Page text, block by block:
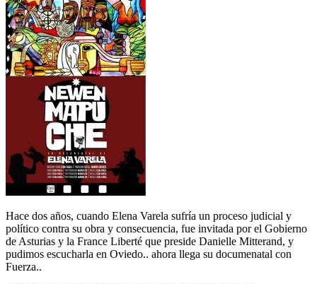
Hace dos años, cuando Elena Varela sufría un proceso judicial y
político contra su obra y consecuencia, fue invitada por el Gobierno
de Asturias y la France Liberté que preside Danielle Mitterand, y
pudimos escucharla en Oviedo.. ahora llega su documenatal con
Fuerza..